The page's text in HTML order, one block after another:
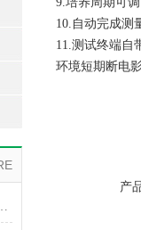
：针头磨损与运动轨迹偏移
10.自动完成测
11.测试终端自
环境短期断电影
产